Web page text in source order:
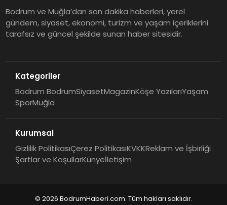
Bodrum ve Muğla’dan son dakika haberleri, yerel
gündem, siyaset, ekonomi, turizm ve yaşam içeriklerini
tarafsız ve güncel şekilde sunan haber sitesidir.
Kategoriler
Bodrum BodrumSiyasetMagazinKöşe YazılarıYaşam
SporMuğla
Kurumsal
Gizlilik PolitikasıÇerez PolitikasıKVKKReklam ve İşbirliği
Şartlar ve KoşullarKünyeİletişim
© 2026 BodrumHaberi.com. Tüm hakları saklıdır.